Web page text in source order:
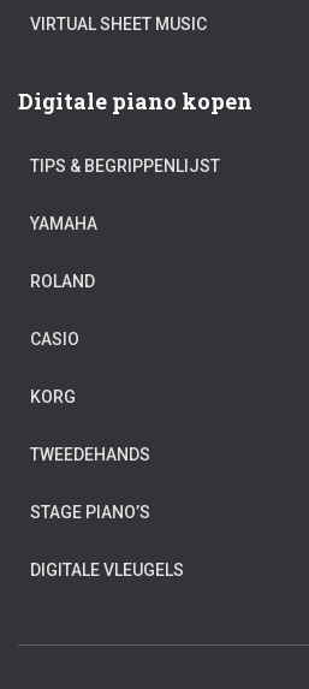
VIRTUAL SHEET MUSIC
Digitale piano kopen
TIPS & BEGRIPPENLIJST
YAMAHA
ROLAND
CASIO
KORG
TWEEDEHANDS
STAGE PIANO’S
DIGITALE VLEUGELS